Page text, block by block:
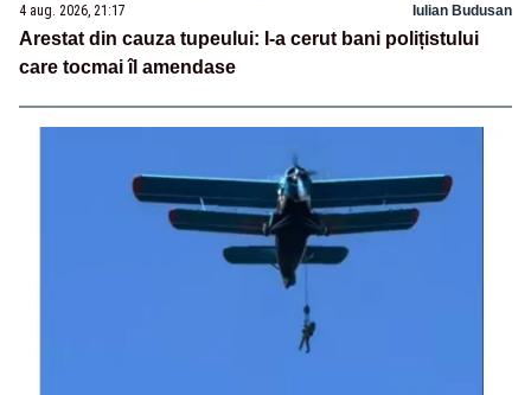
4 aug. 2026, 21:17 Iulian Budusan
Arestat din cauza tupeului: I-a cerut bani polițistului
care tocmai îl amendase